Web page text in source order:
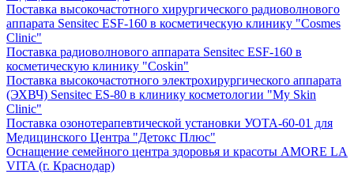
Поставка высокочастотного хирургического радиоволнового
аппарата Sensitec ESF-160 в косметическую клинику "Cosmes
Clinic"
Поставка радиоволнового аппарата Sensitec ESF-160 в
косметическую клинику "Coskin"
Поставка высокочастотного электрохирургического аппарата
(ЭХВЧ) Sensitec ES-80 в клинику косметологии "My Skin
Clinic"
Поставка озонотерапевтической установки УОТА-60-01 для
Медицинского Центра "Детокс Плюс"
Оснащение семейного центра здоровья и красоты AMORE LA
VITA (г. Краснодар)